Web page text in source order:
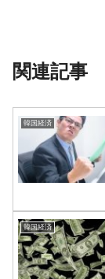
関連記事
韓国経済
韓国経済